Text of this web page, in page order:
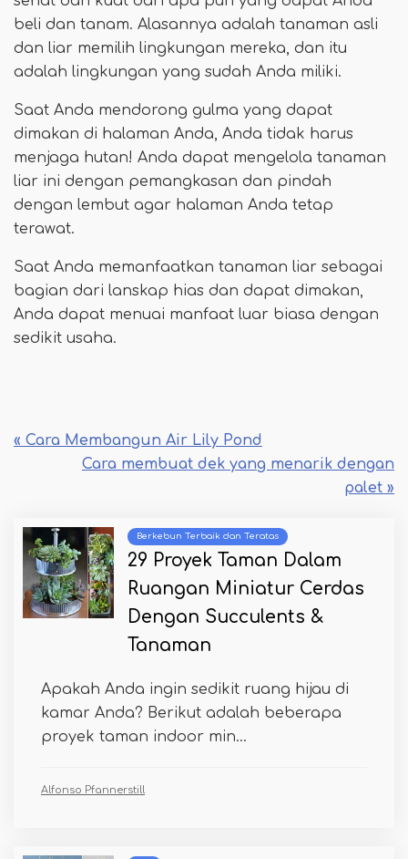
beli dan tanam. Alasannya adalah tanaman asli
dan liar memilih lingkungan mereka, dan itu
adalah lingkungan yang sudah Anda miliki.
Saat Anda mendorong gulma yang dapat
dimakan di halaman Anda, Anda tidak harus
menjaga hutan! Anda dapat mengelola tanaman
liar ini dengan pemangkasan dan pindah
dengan lembut agar halaman Anda tetap
terawat.
Saat Anda memanfaatkan tanaman liar sebagai
bagian dari lanskap hias dan dapat dimakan,
Anda dapat menuai manfaat luar biasa dengan
sedikit usaha.
« Cara Membangun Air Lily Pond
Cara membuat dek yang menarik dengan
palet »
Berkebun Terbaik dan Teratas
29 Proyek Taman Dalam
Ruangan Miniatur Cerdas
Dengan Succulents &
Tanaman
Apakah Anda ingin sedikit ruang hijau di
kamar Anda? Berikut adalah beberapa
proyek taman indoor min...
Alfonso Pfannerstill